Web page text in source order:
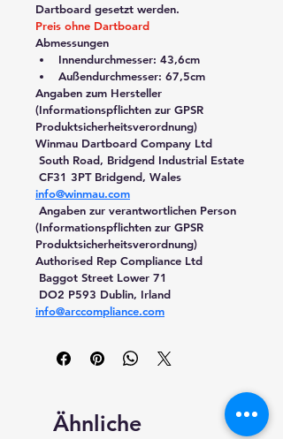
Dartboard gesetzt werden.
Preis ohne Dartboard
Abmessungen
Innendurchmesser: 43,6cm
Außendurchmesser: 67,5cm
Angaben zum Hersteller
(Informationspflichten zur GPSR
Produktsicherheitsverordnung)
Winmau Dartboard Company Ltd
South Road, Bridgend Industrial Estate
CF31 3PT Bridgend, Wales
info@winmau.com
(Informationspflichten zur GPSR
Produktsicherheitsverordnung)
Authorised Rep Compliance Ltd
Baggot Street Lower 71
DO2 P593 Dublin, Irland
info@arccompliance.com
Ähnliche